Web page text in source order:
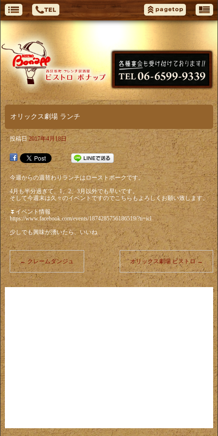
オリックス劇場 ランチ
投稿日 2017年4月18日
今週からの週替わりランチはローストポークです。
4月も半分過ぎて、1、2、3月以外でも早いです。
そして今週末は久々のイベントですのでこちらもよろしくお願い致します。
⏬イベント情報
https://www.facebook.com/events/1874285756186519/?ti=icl
少しでも興味が湧いたら、いいね
← クレームダンジュ オリックス劇場 ビストロ→